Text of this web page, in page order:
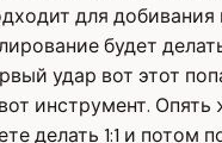
для
будет
удар вот этот
инструмент.
делать 1:1 и